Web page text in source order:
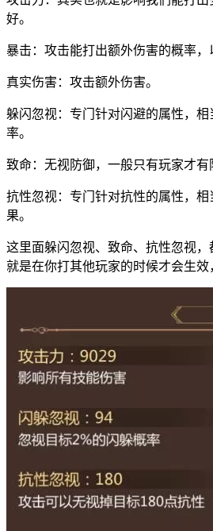
好。
暴击：攻击能打出额外伤害的概率，
真实伤害：攻击额外伤害。
躲闪忽视：专门针对闪避的属性，
率。
致命：无视防御，一般只有玩家才有
抗性忽视：专门针对抗性的属性，
果。
这里面躲闪忽视、致命、抗性忽视
就是在你打其他玩家的时候才会生效